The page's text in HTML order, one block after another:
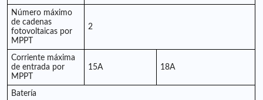
Número máximo
de cadenas
fotovoltaicas por
MPPT
2
Corriente máxima
de entrada por
MPPT
15A 18A
Batería